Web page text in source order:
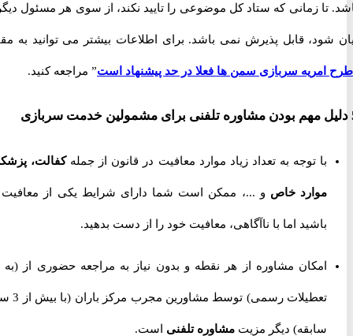
تا زمانی که ستاد کل موضوعی را تایید نکند، از سوی هر مسئول دیگری
قابل پذیرش نمی باشد. برای اطلاعات بیشتر می توانید به مقاله
سربازی سمن ها فعلا در حد پیشنهاد است ” مراجعه کنید.
با توجه به تعداد زیاد موارد معافیت در قانون از جملهکفالت، پزشکی،
موارد خاصو ...، ممکن است شما دارای شرایط یکی از معافیت ها
باشید اما با ناآگاهی، معافیت خود را از دست بدهید.
امکان مشاوره از هر نقطه و بدون نیاز به مراجعه حضوری از (به جز
تعطیلات رسمی) توسط مشاورین مجرب مرکز باران (با بیش از 3 سال
سابقه) دیگر مزیت مشاوره تلفنیاست.